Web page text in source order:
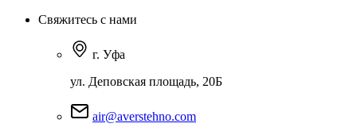
Свяжитесь с нами
г. Уфа
ул. Деповская площадь, 20Б
air@averstehno.com